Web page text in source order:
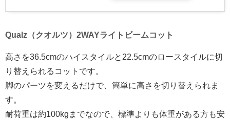
Qualz（クオルツ）2WAYライトビームコット
高さを36.5cmのハイスタイルと22.5cmのロースタイルに切
り替えられるコットです。
脚のパーツを変えるだけで、簡単に高さを切り替えられま
す。
耐荷重は約100kgまでなので、標準よりも体重がある方も安